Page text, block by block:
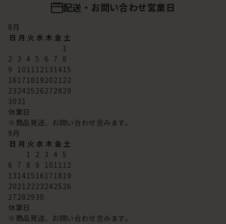
配送・お問い合わせ営業日
8月
日 月 火 水 木 金 土
1
2 3 4 5 6 7 8
9 101112131415
16171819202122
23242526272829
3031
休業日
※商品発送、お問い合わせ含みます。
9月
日 月 火 水 木 金 土
1 2 3 4 5
6 7 8 9 101112
13141516171819
20212223242526
27282930
休業日
※商品発送、お問い合わせ含みます。